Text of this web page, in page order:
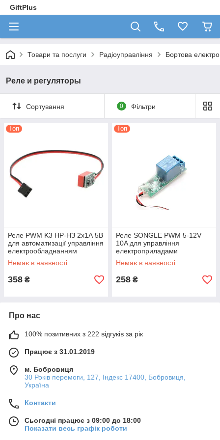
GiftPlus
Товари та послуги Радіоуправління Бортова
Реле и регуляторы
Сортування 0 Фільтри
Топ
Реле PWM K3 НР-НЗ 2x1А 5В
для автоматизації управління
електрообладнанням
Немає в наявності
358 ₴
Топ
Реле SONGLE PWM 5-12V
10A для управління
електроприладами
Немає в наявності
258 ₴
Про нас
100% позитивних з 222 відгуків за рік
Працює з 31.01.2019
м. Бобровиця
30 Років перемоги, 127, Індекс 17400, Бобровиця,
Україна
Контакти
Сьогодні працює з 09:00 до 18:00
Показати весь графік роботи